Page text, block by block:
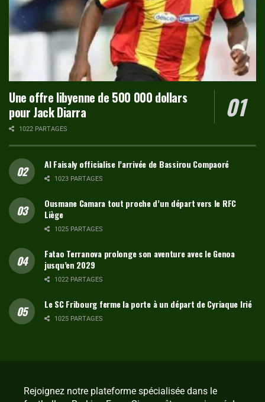
Une offre libyenne de 500 000 dollars
pour Jack Diarra
1022 PARTAGES
Al Faisaly officialise l’arrivée de Bassirou Compaoré
1023 PARTAGES
Ousmane Camara tout proche d’un départ vers le RFC
Liège
1025 PARTAGES
Fatao Terranova prolonge son aventure avec le Genoa
jusqu’en 2029
1022 PARTAGES
Le SC Fribourg ferme la porte à un départ de Cyriaque Irié
1025 PARTAGES
Rejoignez notre plateforme spécialisée dans le